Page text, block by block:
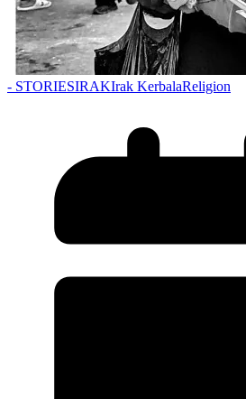
- STORIESIRAKIrak KerbalaReligion